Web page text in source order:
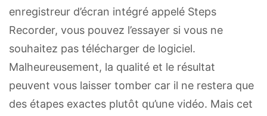
enregistreur d’écran intégré appelé Steps
Recorder, vous pouvez l’essayer si vous ne
souhaitez pas télécharger de logiciel.
Malheureusement, la qualité et le résultat
peuvent vous laisser tomber car il ne restera que
des étapes exactes plutôt qu’une vidéo. Mais cet